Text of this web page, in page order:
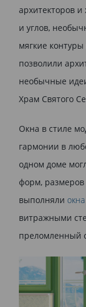
архитекторов и
и углов,
мягкие контуры
позволили
необычные
Храм Святого
Окна в стиле
гармонии в
одном доме
форм,
выполняли
витражными
преломленный